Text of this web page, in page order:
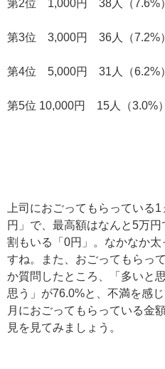
第2位 1,000円 38人（7.6%）
第3位 3,000円 36人（7.2%）
第4位 5,000円 31人（6.2%）
第5位 10,000円 15人（3.0%）
上司におごってもらっている
円」で、最高額はなんと5万
割もいる「0円」。なかなか
すね。また、おごってもらっ
か質問したところ、「多いと
思う」が76.0%と、不満を感
月におごってもらっている金
見を見てみましょう。